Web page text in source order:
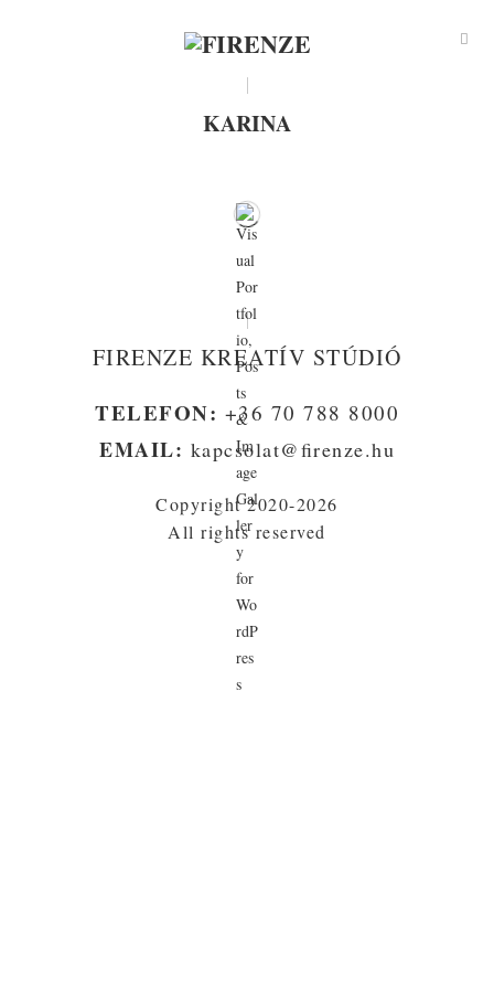
KARINA
FIRENZE KREATÍV STÚDIÓ
TELEFON: +36 70 788 8000
EMAIL: kapcsolat@firenze.hu
Copyright 2020-2026
All rights reserved